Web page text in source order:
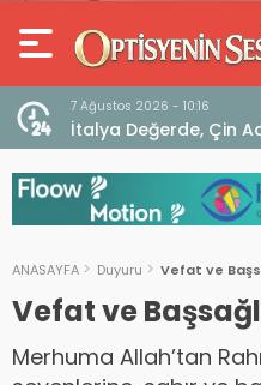
7 Ağustos 2026 - 10:16
İtalya Değerde, Çin
Devam Ediyor
ANASAYFA Duyuru Vefat ve
Vefat ve
Merhuma Allah’tan